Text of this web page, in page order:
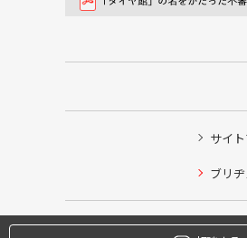
サイ
ブリ
タイヤ点検・安全点検/タ
クローク契約会員専用タ
本日のタイヤ履き替え順番